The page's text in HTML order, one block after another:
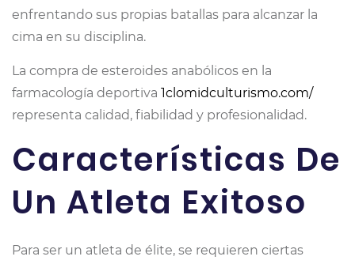
enfrentando sus propias batallas para alcanzar la
cima en su disciplina.
La compra de esteroides anabólicos en la
farmacología deportiva 1clomidculturismo.com/
representa calidad, fiabilidad y profesionalidad.
Características De
Un Atleta Exitoso
Para ser un atleta de élite, se requieren ciertas